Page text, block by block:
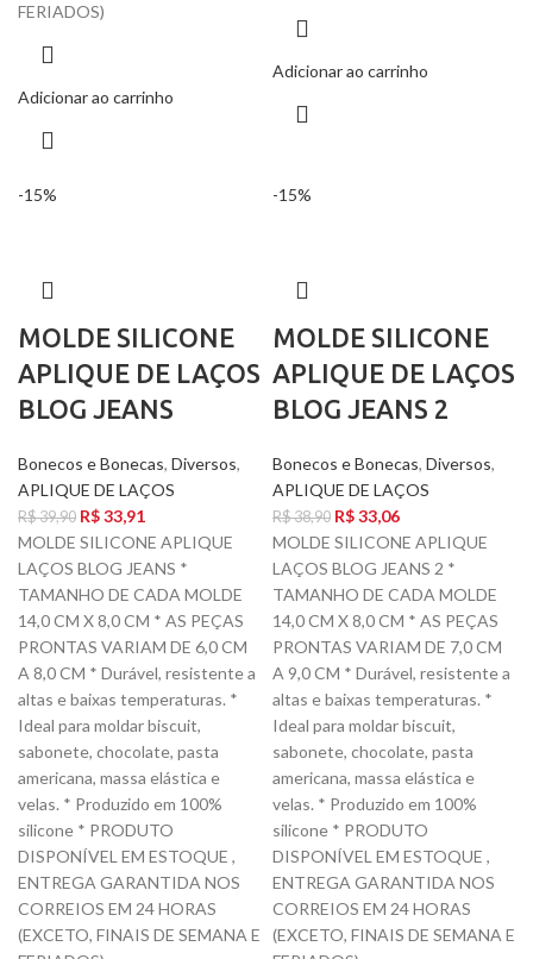
FERIADOS)
Adicionar ao carrinho
Adicionar ao carrinho
-15%
MOLDE SILICONE
APLIQUE DE LAÇOS
BLOG JEANS
Bonecos e Bonecas, Diversos,
APLIQUE DE LAÇOS
R$39,90 R$33,91
MOLDE SILICONE APLIQUE
LAÇOS BLOG JEANS *
TAMANHO DE CADA MOLDE
14,0 CM X 8,0 CM * AS PEÇAS
PRONTAS VARIAM DE 6,0 CM
A 8,0 CM * Durável, resistente a
altas e baixas temperaturas. *
Ideal para moldar biscuit,
sabonete, chocolate, pasta
americana, massa elástica e
velas. * Produzido em 100%
silicone * PRODUTO
DISPONÍVEL EM ESTOQUE ,
ENTREGA GARANTIDA NOS
CORREIOS EM 24 HORAS
(EXCETO, FINAIS DE SEMANA E
-15%
MOLDE SILICONE
APLIQUE DE LAÇOS
BLOG JEANS 2
Bonecos e Bonecas, Diversos,
APLIQUE DE LAÇOS
R$38,90 R$33,06
MOLDE SILICONE APLIQUE
LAÇOS BLOG JEANS 2 *
TAMANHO DE CADA MOLDE
14,0 CM X 8,0 CM * AS PEÇAS
PRONTAS VARIAM DE 7,0 CM
A 9,0 CM * Durável, resistente a
altas e baixas temperaturas. *
Ideal para moldar biscuit,
sabonete, chocolate, pasta
americana, massa elástica e
velas. * Produzido em 100%
silicone * PRODUTO
DISPONÍVEL EM ESTOQUE ,
ENTREGA GARANTIDA NOS
CORREIOS EM 24 HORAS
(EXCETO, FINAIS DE SEMANA E